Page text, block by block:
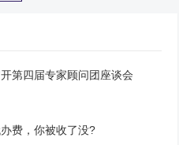
第四届专家顾问团座谈会
费，你被收了没?